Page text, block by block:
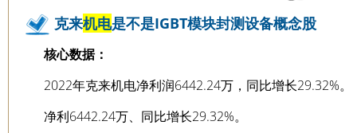
克来机电是不是IGBT模块封测设备概念股
核心数据：
2022年克来机电净利润6442.24万，同比增长29.32%。
净利6442.24万、同比增长29.32%。